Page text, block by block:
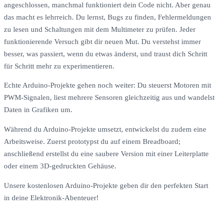
angeschlossen, manchmal funktioniert dein Code nicht. Aber genau
das macht es lehrreich. Du lernst, Bugs zu finden, Fehlermeldungen
zu lesen und Schaltungen mit dem Multimeter zu prüfen. Jeder
funktionierende Versuch gibt dir neuen Mut. Du verstehst immer
besser, was passiert, wenn du etwas änderst, und traust dich Schritt
für Schritt mehr zu experimentieren.
Echte Arduino-Projekte gehen noch weiter: Du steuerst Motoren mit
PWM-Signalen, liest mehrere Sensoren gleichzeitig aus und wandelst
Daten in Grafiken um.
Während du Arduino-Projekte umsetzt, entwickelst du zudem eine
Arbeitsweise. Zuerst prototypst du auf einem Breadboard;
anschließend erstellst du eine saubere Version mit einer Leiterplatte
oder einem 3D-gedruckten Gehäuse.
Unsere kostenlosen Arduino-Projekte geben dir den perfekten Start
in deine Elektronik-Abenteuer!